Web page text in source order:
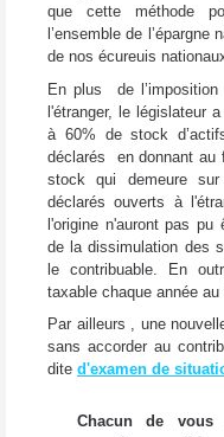
que cette méthode
l’ensemble de
de nos écureuis
En plus de
l'étranger, le législateur
à 60% de stock
déclarés en donnant
stock qui demeure
déclarés ouverts à
l'origine n'auront pas pu
de la dissimulation des
le contribuable. En
taxable chaque année au
Par ailleurs , une
sans accorder au
dite d'examen de
Chacun de